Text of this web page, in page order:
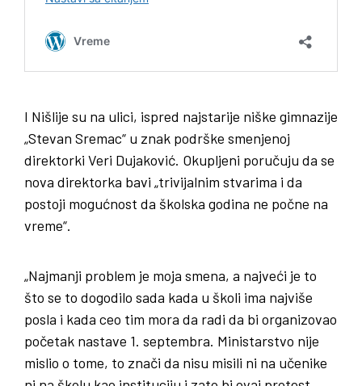
I Nišlije su na ulici, ispred najstarije niške gimnazije
„Stevan Sremac“ u znak podrške smenjenoj
direktorki Veri Dujaković. Okupljeni poručuju da se
nova direktorka bavi „trivijalnim stvarima i da
postoji mogućnost da školska godina ne počne na
vreme“.
„Najmanji problem je moja smena, a najveći je to
što se to dogodilo sada kada u školi ima najviše
posla i kada ceo tim mora da radi da bi organizovao
početak nastave 1. septembra. Ministarstvo nije
mislio o tome, to znači da nisu misili ni na učenike